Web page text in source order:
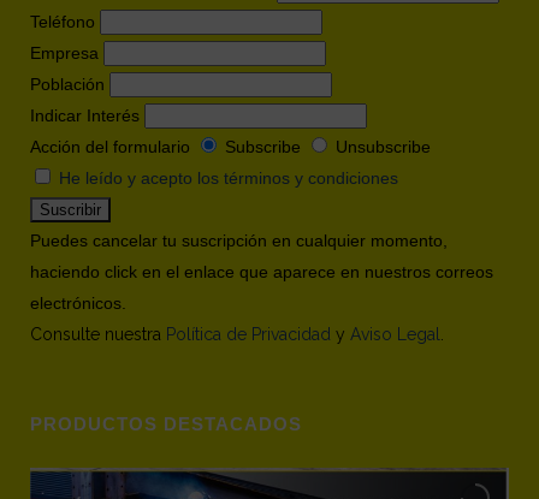
Teléfono
Empresa
Población
Indicar Interés
Acción del formulario
Subscribe
Unsubscribe
He leído y acepto los términos y condiciones
Puedes cancelar tu suscripción en cualquier momento,
haciendo click en el enlace que aparece en nuestros correos
electrónicos.
Consulte nuestra Política de Privacidad y Aviso Legal
PRODUCTOS DESTACADOS